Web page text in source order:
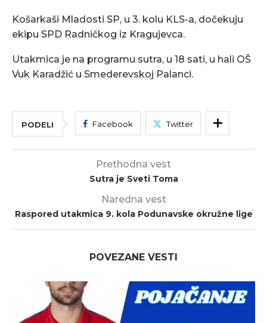
Košarkaši Mladosti SP, u 3. kolu KLS-a, dočekuju
ekipu SPD Radničkog iz Kragujevca.
Utakmica je na programu sutra, u 18 sati, u hali OŠ
Vuk Karadžić u Smederevskoj Palanci.
PODELI Facebook Twitter
Prethodna vest
Sutra je Sveti Toma
Naredna vest
Raspored utakmica 9. kola Podunavske okružne lige
POVEZANE VESTI